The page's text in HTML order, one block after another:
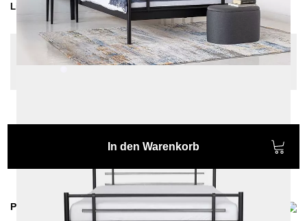
Lieferzeit
3-4 Wochen| vsl. 30. Aug - 6. Sep
Konfiguration bearbeiten
Farben:
Weiß
In den Warenkorb
Produktinformationen